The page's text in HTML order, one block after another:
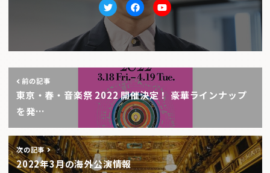
TwitterfacebookYoutube
前の記事
東京・春・音楽祭 2022 開催決定！ 豪華ラインナップ
を発…
次の記事
2022年3月の海外公演情報